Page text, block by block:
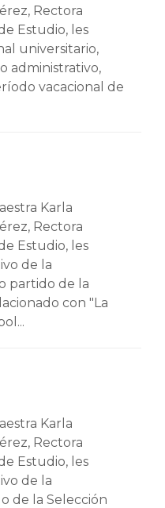
Rectora
Estudio, les
universitario,
administrativo,
vacacional de
Karla
Rectora
Estudio, les
de la
partido de la
con "La
Karla
Rectora
Estudio, les
de la
de la Selección